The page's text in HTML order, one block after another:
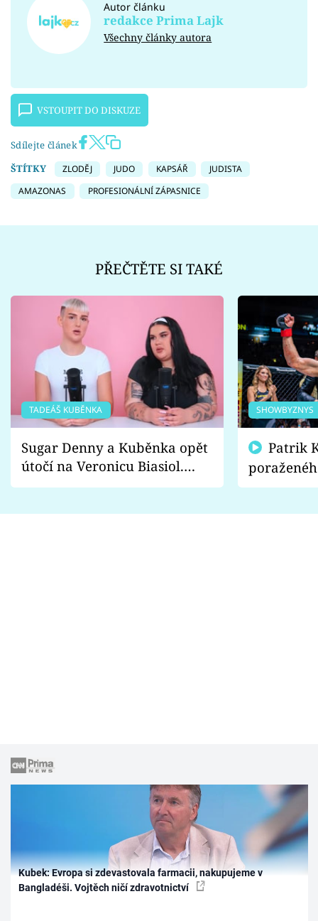
Autor článku
redakce Prima Lajk
Všechny články autora
VSTOUPIT DO DISKUZE
Sdílejte článek
ŠTÍTKY
ZLODĚJ JUDO KAPSÁŘ
JUDISTA
AMAZONAS
PROFESIONÁLNÍ ZÁPASNICE
PŘEČTĚTE SI TAKÉ
TADEÁŠ KUBĚNKA
Sugar Denny a Kuběnka opět
útočí na Veronicu Biasiol.
Proč je podle nich falešná a
SHOWBYZNYS
fanoušci
Kubek: Evropa si zdevastovala farmacii, nakupujeme v
Bangladéši. Vojtěch ničí zdravotnictví